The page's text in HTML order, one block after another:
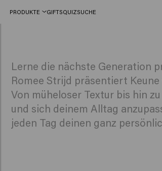
PRODUKTE GIFTSQUIZSUCHE
Romee Strijd x Keune Haircosmetics
Lerne die nächste Generation
Romee Strijd präsentiert
Von müheloser Textur bis hin
und sich deinem Alltag
jeden Tag deinen ganz